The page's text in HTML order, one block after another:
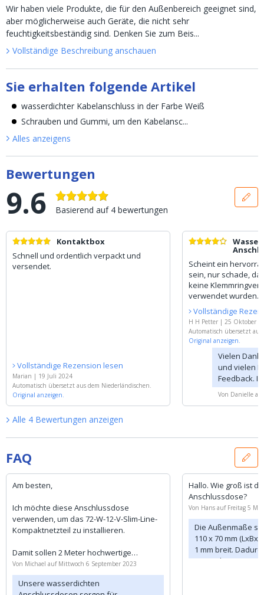
Wir haben viele Produkte, die für den Außenbereich geeignet sind,
aber möglicherweise auch Geräte, die nicht sehr
feuchtigkeitsbeständig sind. Denken Sie zum Beis...
Vollständige Beschreibung anschauen
Sie erhalten folgende Artikel
wasserdichter Kabelanschluss in der Farbe Weiß
Schrauben und Gummi, um den Kabelansc...
Alles anzeigens
Bewertungen
9.6 Basierend auf 4 bewertungen
Kontaktbox
Schnell und ordentlich verpackt und
versendet.
Vollständige Rezension lesen
Marian | 19 Juli 2024
Automatisch übersetzt aus dem Niederländischen.
Original anzeigen.
Scheint ein
sein, nur schade,
keine
verwendet wurden.
Vollständige
H H Petter| 25 Oktober
Automatisch übersetzt
Original anzeigen.
Vielen
und vielen
Feedback.
jeden Fall in
Von Danielle auf
Alle 4 Bewertungen anzeigen
FAQ
Am besten,
Ich möchte diese Anschlussdose
verwenden, um das 72-W-12-V-Slim-Line-
Kompaktnetzteil zu installieren.
Damit sollen 2 Meter hochwertige
warmweiße LED-Streifen (16 W) über und
unter einem Schrank im Badezimmer mit
Strom versorgt werden (natürlich alle mit
Von Michael auf Mittwoch 6 September 2023
Unsere wasserdichten
Hallo. Wie groß ist
Anschlussdose?
Von Hans auf Freitag 5
Die Außenmaße
110 x 70 mm
1 mm breit.